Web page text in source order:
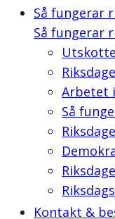
Så fungerar
Så fungerar
Arbetet
Så
Kontakt &